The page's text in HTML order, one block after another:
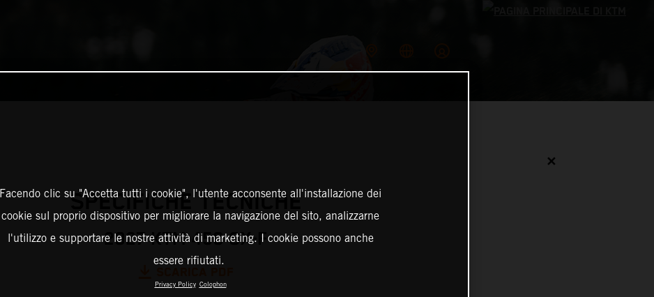
✕
SPECIFICHE TECNICHE
2027 KTM 450 SX-F
Facendo clic su "Accetta tutti i cookie", l'utente acconsente all'installazione dei
cookie sul proprio dispositivo per migliorare la navigazione del sito, analizzarne
l'utilizzo e supportare le nostre attività di marketing. I cookie possono anche
essere rifiutati.
Privacy Policy Colophon